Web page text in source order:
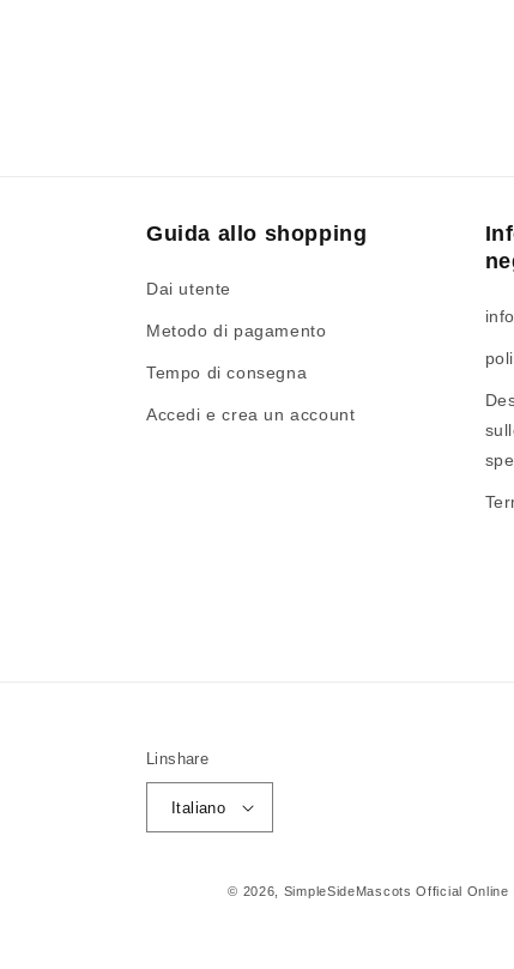
Guida allo shopping
Dai utente
Metodo di pagamento
Tempo di consegna
Accedi e crea un account
Linshare
Italiano
© 2026, SimpleSideMascots Official Online